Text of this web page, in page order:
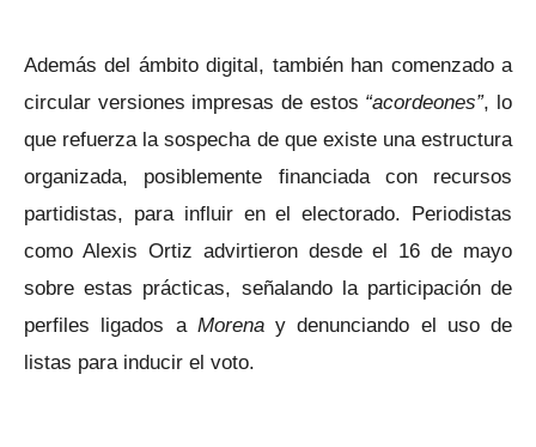
Además del ámbito digital, también han comenzado a
circular versiones impresas de estos “acordeones”, lo
que refuerza la sospecha de que existe una estructura
organizada, posiblemente financiada con recursos
partidistas, para influir en el electorado. Periodistas
como Alexis Ortiz advirtieron desde el 16 de mayo
sobre estas prácticas, señalando la participación de
perfiles ligados a Morena y denunciando el uso de
listas para inducir el voto.